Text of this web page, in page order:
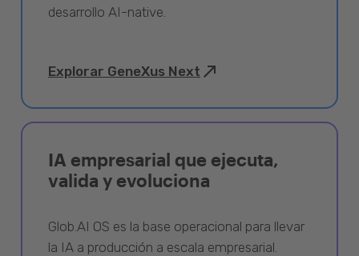
desarrollo AI-native.
Explorar GeneXus Next
IA empresarial que ejecuta,
valida y evoluciona
Glob.AI OS es la base operacional para llevar
la IA a producción a escala empresarial.